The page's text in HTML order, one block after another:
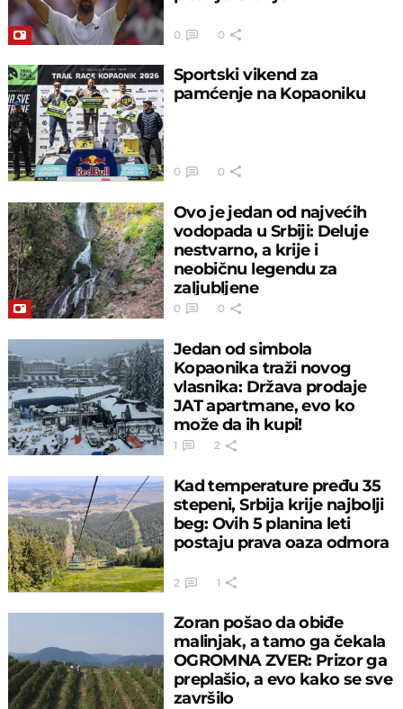
0 0
Sportski vikend za
pamćenje na Kopaoniku
0 0
Ovo je jedan od najvećih
vodopada u Srbiji: Deluje
nestvarno, a krije i
neobičnu legendu za
zaljubljene
0 0
Jedan od simbola
Kopaonika traži novog
vlasnika: Država prodaje
JAT apartmane, evo ko
može da ih kupi!
1 2
Kad temperature pređu 35
stepeni, Srbija krije najbolji
beg: Ovih 5 planina leti
postaju prava oaza odmora
2 1
Zoran pošao da obiđe
malinjak, a tamo ga čekala
OGROMNA ZVER: Prizor ga
preplašio, a evo kako se sve
završilo